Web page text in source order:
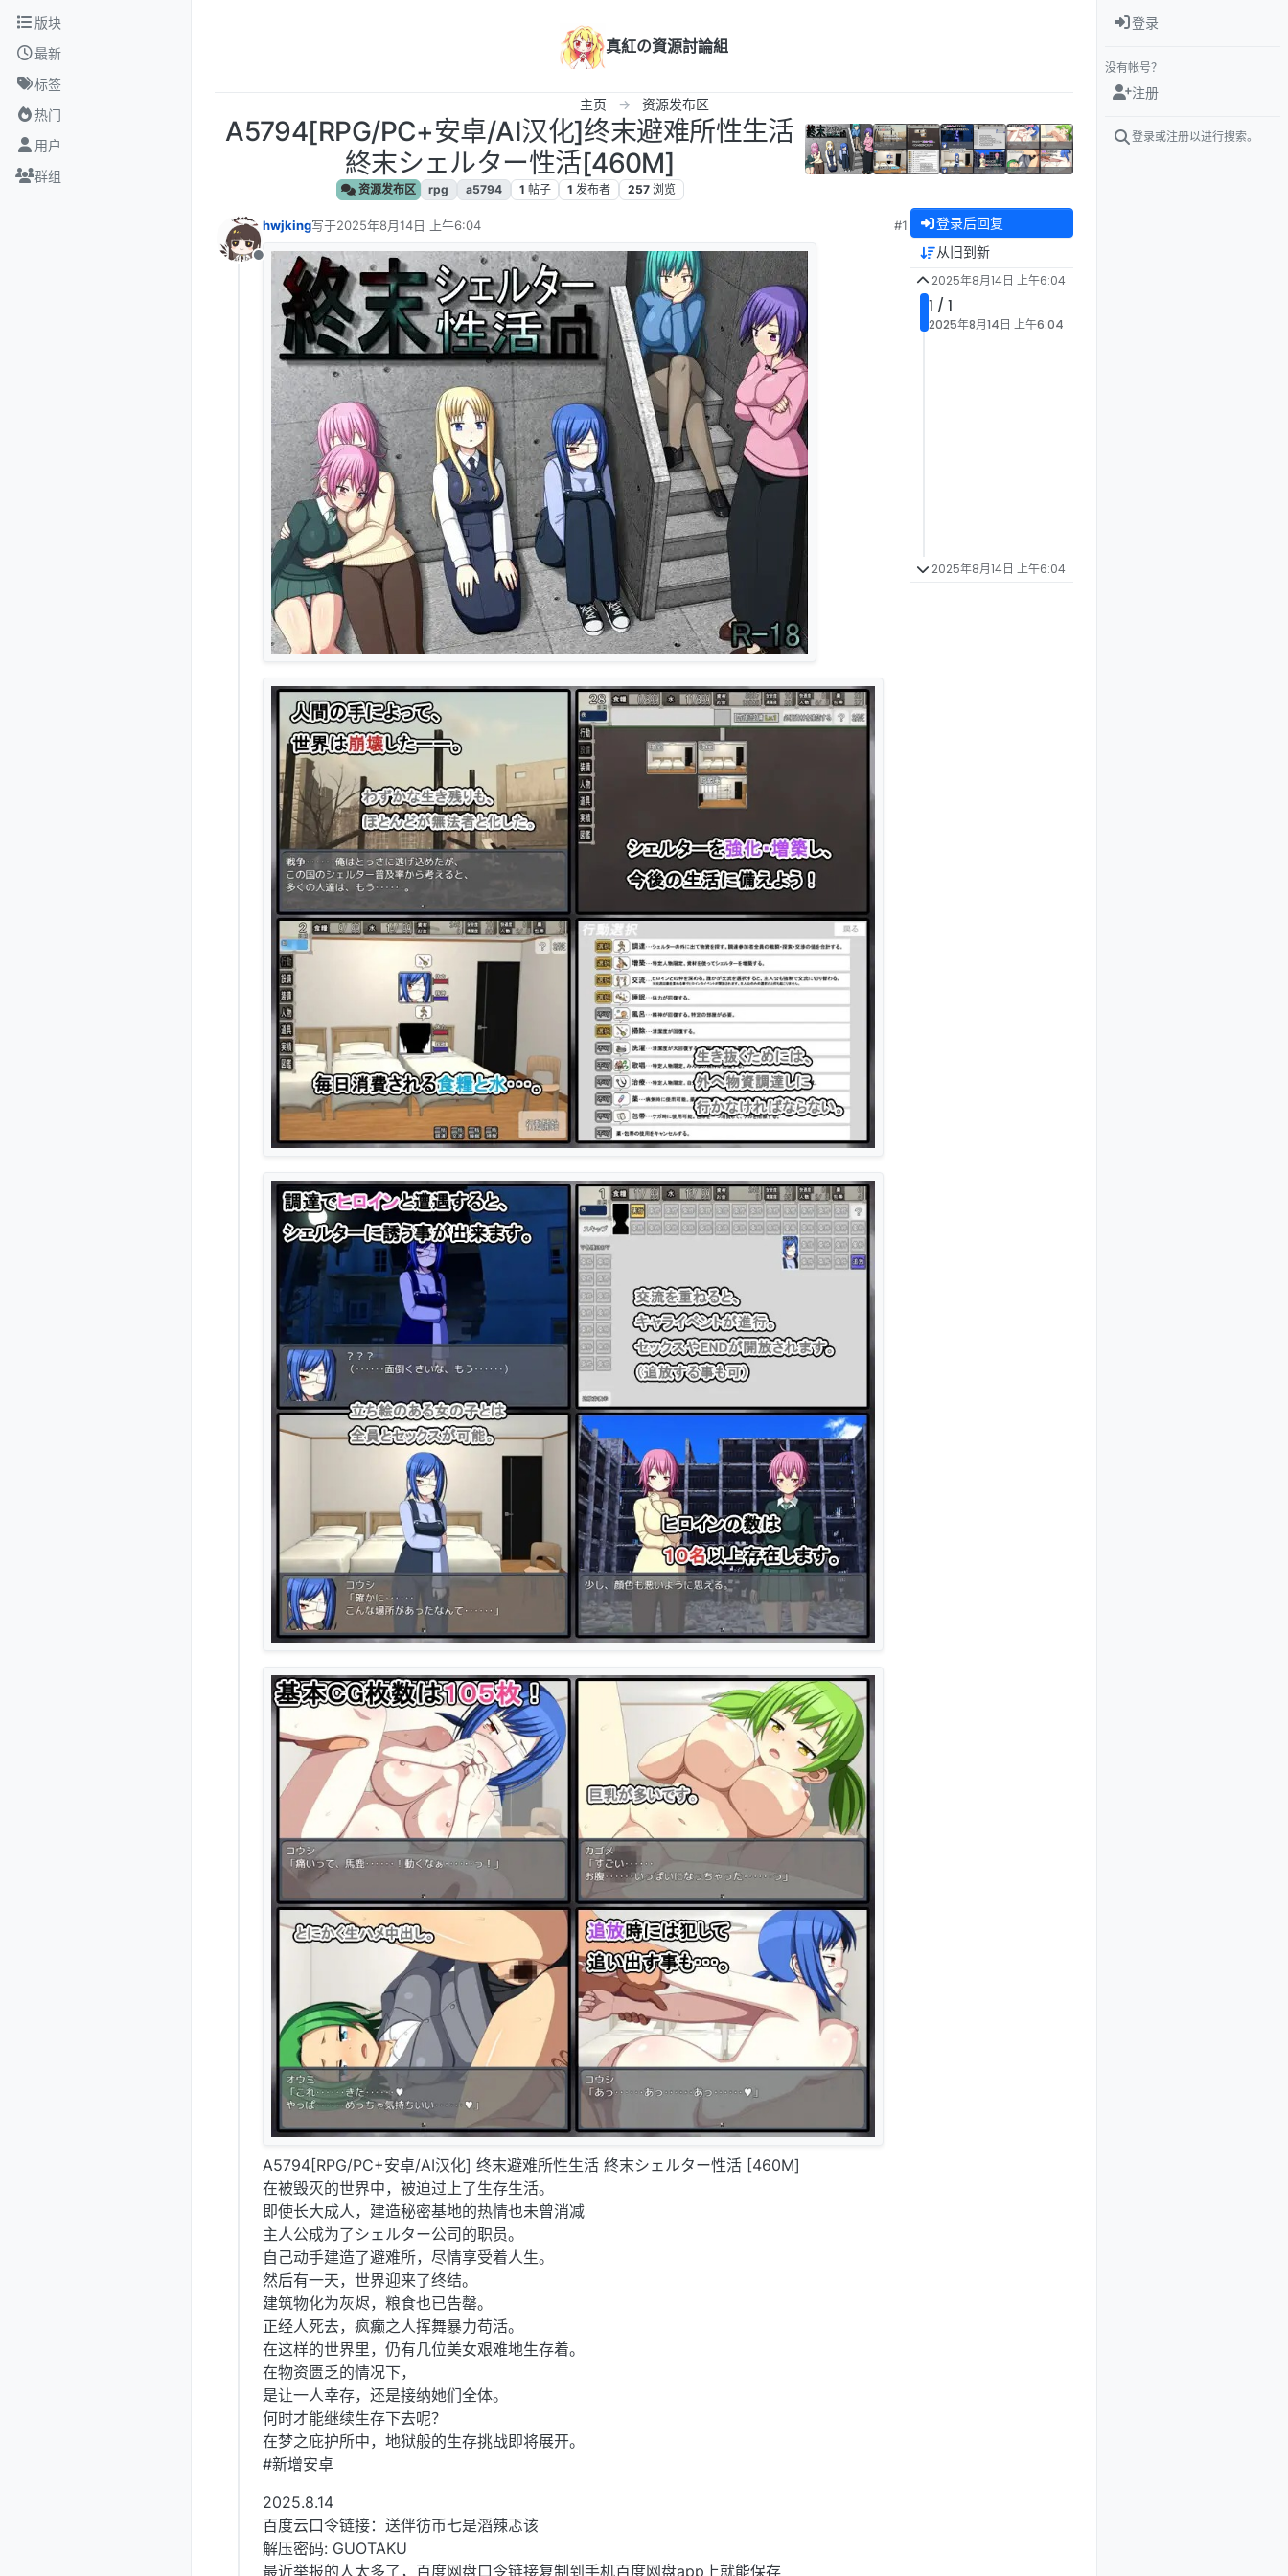
跳转至内容
版块
最新
标签
热门
用户
群组
真紅の資源討論組
主页 资源发布区
A5794[RPG/PC+安卓/AI汉化]终末避难所性生活
終末シェルター性活[460M]
资源发布区 rpg a5794 1 帖子 1 发布者 257 浏览
离线
hwjking写于2025年8月14日 上午6:04
最后由 编辑
#1
A5794[RPG/PC+安卓/AI汉化] 终末避难所性生活 終末シェルター性活 [460M]
在被毁灭的世界中，被迫过上了生存生活。
即使长大成人，建造秘密基地的热情也未曾消减
主人公成为了シェルター公司的职员。
自己动手建造了避难所，尽情享受着人生。
然后有一天，世界迎来了终结。
建筑物化为灰烬，粮食也已告罄。
正经人死去，疯癫之人挥舞暴力苟活。
在这样的世界里，仍有几位美女艰难地生存着。
在物资匮乏的情况下，
是让一人幸存，还是接纳她们全体。
何时才能继续生存下去呢？
在梦之庇护所中，地狱般的生存挑战即将展开。
#新增安卓
2025.8.14
百度云口令链接：送伴彷币七是滔辣忑该
解压密码: GUOTAKU
最近举报的人太多了，百度网盘口令链接复制到手机百度网盘app上就能保存
登录后回复
从旧到新
2025年8月14日 上午6:04
1 / 1
2025年8月14日 上午6:04
2025年8月14日 上午6:04
登录
没有帐号？
注册
登录或注册以进行搜索。